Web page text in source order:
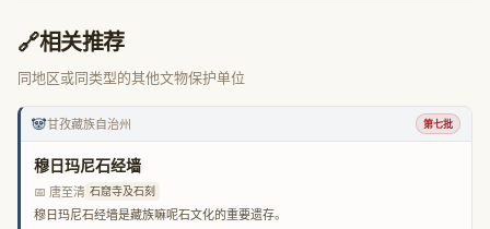
🔗相关推荐
同地区或同类型的其他文物保护单位
🐼甘孜藏族自治州 第七批
穆日玛尼石经墙
📅 唐至清 石窟寺及石刻
穆日玛尼石经墙是藏族嘛呢石文化的重要遗存。